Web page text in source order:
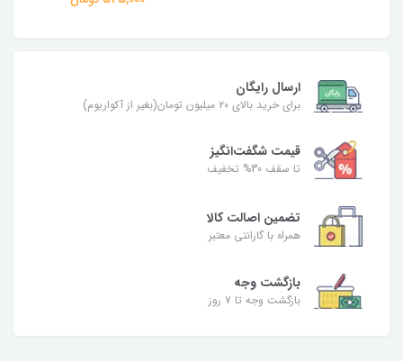
ارسال رایگان
برای خرید بالای ۲۰ میلیون تومان(بغیر از آکواریوم)
قیمت شگفت‌انگیز
تا سقف 30% تخفیف
تضمین اصالت کالا
همراه با گارانتی معتبر
بازگشت وجه
بازگشت وجه تا ۷ روز